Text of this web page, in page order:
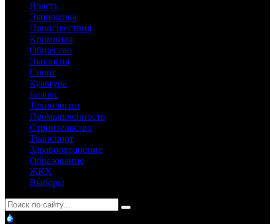
Власть
Экономика
Происшествия
Криминал
Общество
Экология
Спорт
Культура
Бизнес
Технологии
Промышленность
Строительство
Транспорт
Здравоохранение
Образование
ЖКХ
Выборы